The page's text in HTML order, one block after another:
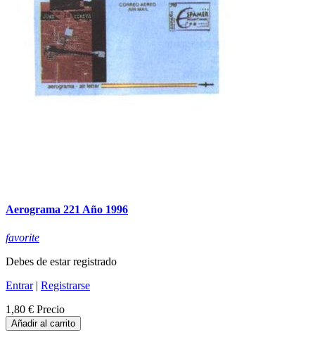
Aerograma 221 Año 1996
favorite
Debes de estar registrado
Entrar| Registrarse
1,80 € Precio
Añadir al carrito